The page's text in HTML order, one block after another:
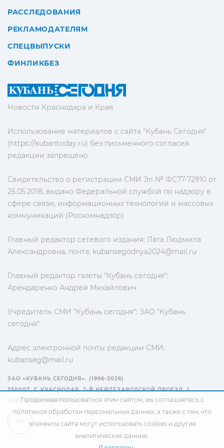
Новости Краснодара и Края
Использование материалов с сайта "Кубань Сегодня"
(https://kubantoday.ru) без письменного согласия
редакции запрещено
Свидетельство о регистрации СМИ Эл № ФС77-72910 от
25.05.2018, выдано Федеральной службой по надзору в
сфере связи, информационных технологий и массовых
коммуникаций (Роскомнадзор)
Главный редактор сетевого издания: Лата Людмила
Александровна, почта: kubansegodnya2024@mail.ru
Главный редактор газеты "Кубань сегодня":
Арендаренко Андрей Михайлович
Учредитель СМИ "Кубань сегодня": ЗАО "Кубань
сегодня"
Адрес электронной почты редакции СМИ:
kubanseg@mail.ru
РАССЛЕДОВАНИЯ
РЕКЛАМОДАТЕЛЯМ
СПЕЦВЫПУСКИ
ФИНЛИКБЕЗ
ЗАО «КУБАНЬ СЕГОДНЯ». (1996-2026)
350007, Г. КРАСНОДАР, 2-Й НЕФТЕЗАВОДСКОЙ ПРОЕЗД, 1
ТЕЛ.: +7(861) 267-15-15
Продолжая пользоваться этим сайтом, вы соглашаетесь с
политикой обработки персональных данных, а также с тем, что
элементы сайта могут использовать cookies и другие
аналитические данные.